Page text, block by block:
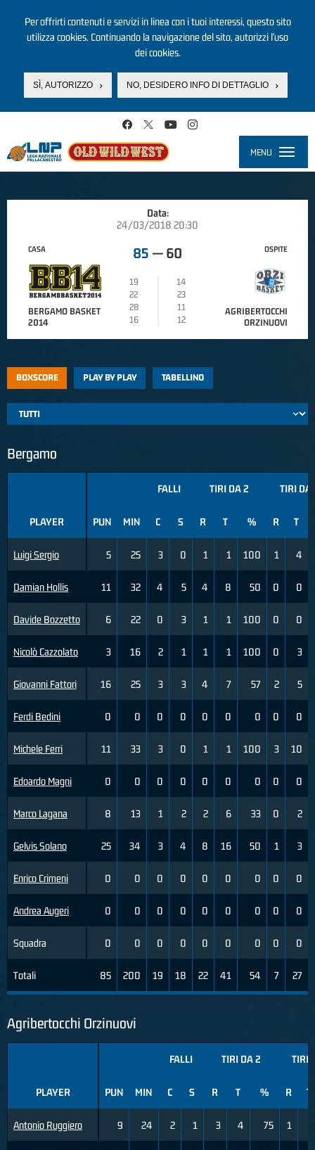
Per offrirti contenuti e servizi in linea con i tuoi interessi, questo sito
utilizza cookies. Continuando la navigazione del sito, autorizzi l’uso
dei cookies.
SÌ, AUTORIZZO NO, DESIDERO INFO DI DETTAGLIO
MENU
Data:
24/03/2018 20:30
CASA
BERGAMO BASKET
2014
85 — 60
19
14
22
23
28
11
16
12
OSPITE
AGRIBERTOCCHI
ORZINUOVI
BOXSCORE PLAY BY PLAY TABELLINO
Bergamo
PLAYER
Luigi Sergio
Damian Hollis
Davide Bozzetto
Nicolò Cazzolato
Giovanni Fattori
Ferdi Bedini
Michele Ferri
Edoardo Magni
Marco Lagana
Gelvis Solano
Enrico Crimeni
Andrea Augeri
Squadra
Totali
FALLI TIRI DA 2 TIRI DA
PUN MIN C S R T % R T
5 25 3 0 1 1 100 1 4
11 32 4 5 4 8 50 0 0
6 22 0 3 1 1 100 0 0
3 16 2 1 1 1 100 0 3
16 25 3 3 4 7 57 2 5
0 0 0 0 0 0 0 0 0
11 33 3 0 1 1 100 3 10
0 0 0 0 0 0 0 0 0
8 13 1 2 2 6 33 0 2
25 34 3 4 8 16 50 1 3
0 0 0 0 0 0 0 0 0
0 0 0 0 0 0 0 0 0
0 0 0 0 0 0 0 0 0
85 200 19 18 22 41 54 7 27
Agribertocchi Orzinuovi
PLAYER
Antonio Ruggiero
FALLI TIRI DA 2 TIRI
PUN MIN C S R T % R T
9 24 2 1 3 4 75 1